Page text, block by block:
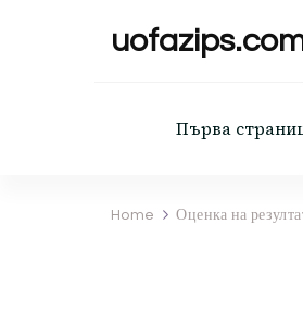
Първа
Home Оценка на